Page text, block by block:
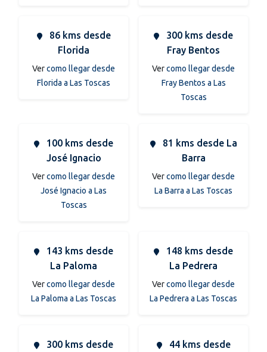
86 kms desde
Florida
Vercomo llegar desde
Florida a Las Toscas
300 kms desde
Fray Bentos
Vercomo llegar desde
Fray Bentos a Las
Toscas
100 kms desde
José Ignacio
Vercomo llegar desde
José Ignacio a Las
Toscas
81 kms desde La
Barra
Vercomo llegar desde
La Barra a Las Toscas
143 kms desde
La Paloma
Vercomo llegar desde
La Paloma a Las Toscas
148 kms desde
La Pedrera
Vercomo llegar desde
La Pedrera a Las Toscas
300 kms desde
44 kms desde